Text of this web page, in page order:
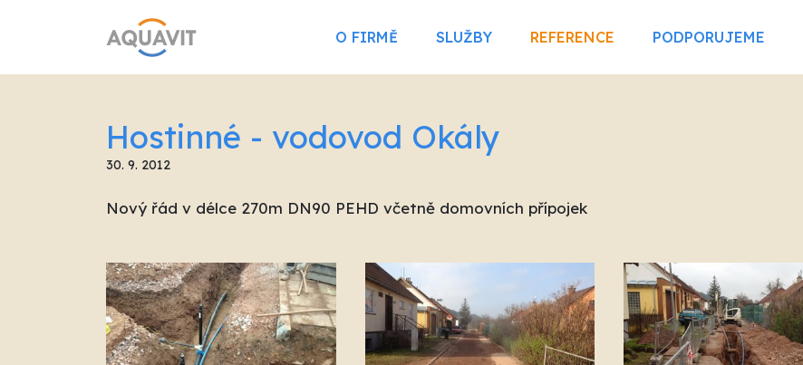
O FIRMĚ SLUŽBY REFERENCE PODPORUJEME
Hostinné - vodovod Okály
30. 9. 2012
Nový řád v délce 270m DN90 PEHD včetně domovních přípojek